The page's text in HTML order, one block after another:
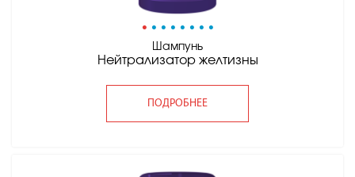
• • • • • • • •
Шампунь
Нейтрализатор желтизны
ПОДРОБНЕЕ